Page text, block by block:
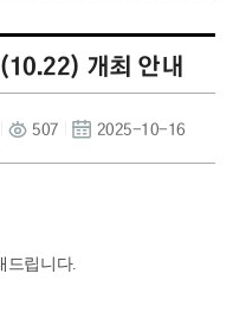
개최 안내
507 2025-10-16
드립니다.